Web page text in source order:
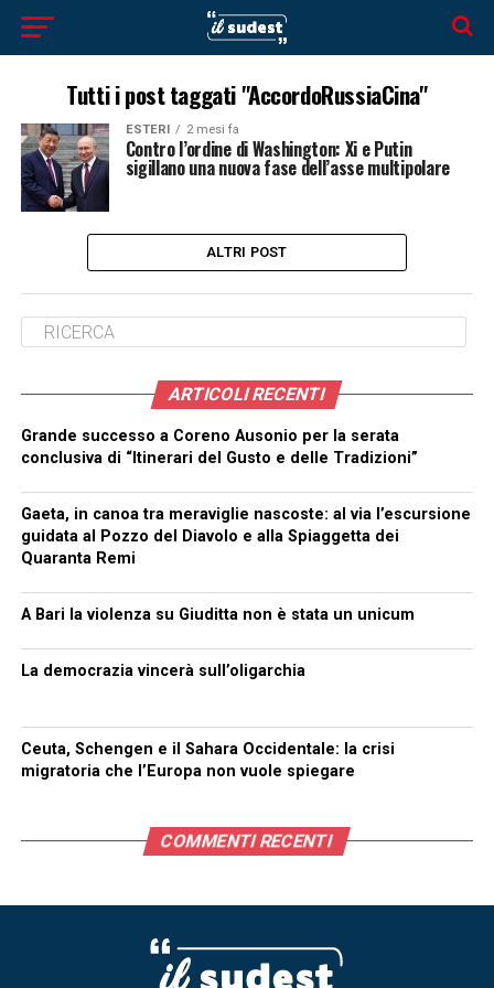
Tutti i post taggati "AccordoRussiaCina"
ESTERI 2 mesi fa
Contro l’ordine di Washington: Xi e Putin
sigillano una nuova fase dell’asse multipolare
ALTRI POST
ARTICOLI RECENTI
Grande successo a Coreno Ausonio per la serata
conclusiva di “Itinerari del Gusto e delle Tradizioni”
Gaeta, in canoa tra meraviglie nascoste: al via l’escursione
guidata al Pozzo del Diavolo e alla Spiaggetta dei
Quaranta Remi
A Bari la violenza su Giuditta non è stata un unicum
La democrazia vincerà sull’oligarchia
Ceuta, Schengen e il Sahara Occidentale: la crisi
migratoria che l’Europa non vuole spiegare
COMMENTI RECENTI